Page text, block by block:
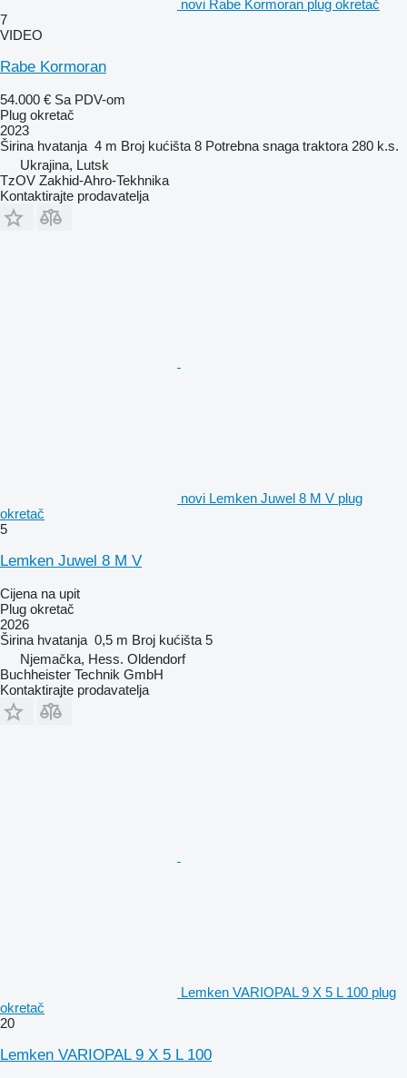
novi Rabe Kormoran plug okretač
7
VIDEO
Rabe Kormoran
54.000 € Sa PDV-om
Plug okretač
2023
Širina hvatanja 4 m Broj kućišta 8 Potrebna snaga traktora 280 k.s.
Ukrajina, Lutsk
TzOV Zakhid-Ahro-Tekhnika
Kontaktirajte prodavatelja
novi Lemken Juwel 8 M V plug
okretač
5
Lemken Juwel 8 M V
Cijena na upit
Plug okretač
2026
Širina hvatanja 0,5 m Broj kućišta 5
Njemačka, Hess. Oldendorf
Buchheister Technik GmbH
Kontaktirajte prodavatelja
Lemken VARIOPAL 9 X 5 L 100 plug
okretač
20
Lemken VARIOPAL 9 X 5 L 100